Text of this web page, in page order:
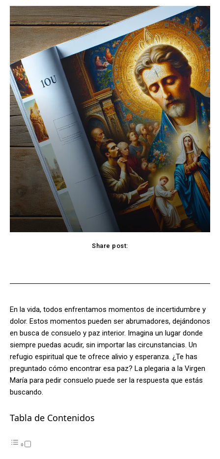
Share post:
En la vida, todos enfrentamos momentos de incertidumbre y
dolor. Estos momentos pueden ser abrumadores, dejándonos
en busca de consuelo y paz interior. Imagina un lugar donde
siempre puedas acudir, sin importar las circunstancias. Un
refugio espiritual que te ofrece alivio y esperanza. ¿Te has
preguntado cómo encontrar esa paz? La plegaria a la Virgen
María para pedir consuelo puede ser la respuesta que estás
buscando.
Tabla de Contenidos